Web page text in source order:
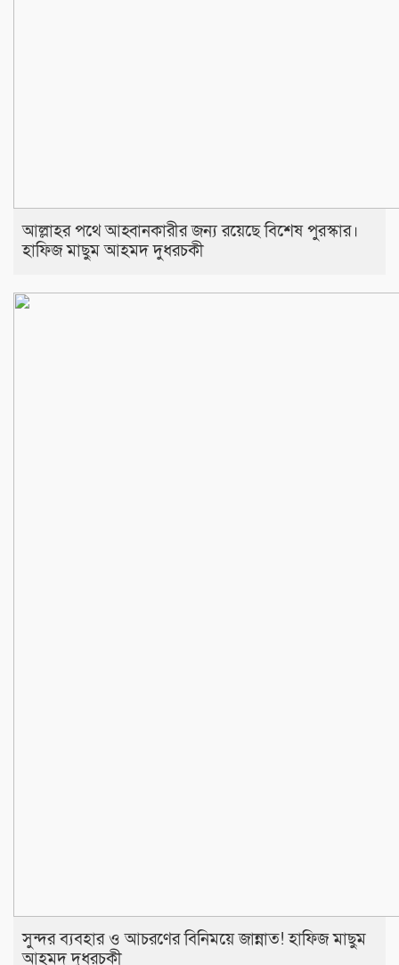
আল্লাহর পথে আহ্বানকারীর জন্য রয়েছে বিশেষ পুরস্কার।
হাফিজ মাছুম আহমদ দুধরচকী
সুন্দর ব্যবহার ও আচরণের বিনিময়ে জান্নাত! হাফিজ মাছুম
আহমদ দুধরচকী